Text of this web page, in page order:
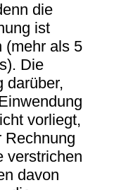
die
ist
(mehr als 5
Die
darüber,
vorliegt,
Rechnung
verstrichen
davon